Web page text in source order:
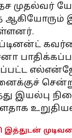
முதல்வர்
ஆகியோரும்
இயல்பு
இத்துடன்